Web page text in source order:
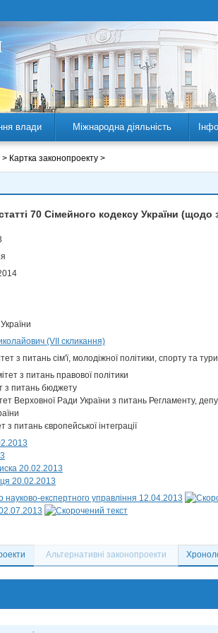
влади Міжнародна діяльність
> Картка законопроекту >
70 Сімейного кодексу України (щодо
(VII скликання)
з питань сім'ї, молодіжної політики, спорту та
з питань правової політики
з питань бюджету
Верховної Ради України з питань Регламенту,
питань європейської інтеграції
20.02.2013
20.02.2013
науково-експертного управління 12.04.2013
Альтернативні законопроекти